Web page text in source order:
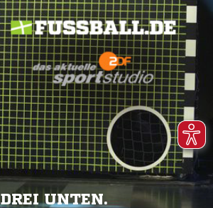
DREI UNTEN.